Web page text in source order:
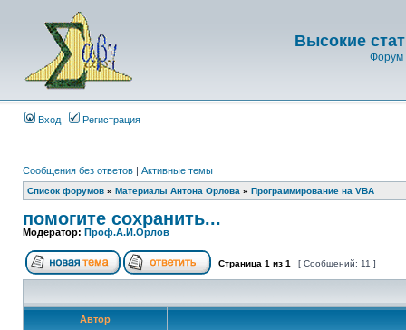
Высокие
Форум
Вход Регистрация
Сообщения без ответов | Активные темы
Список форумов » Материалы Антона Орлова » Программирование на VBA
помогите сохранить...
Модератор: Проф.А.И.Орлов
Страница 1 из 1 [ Сообщений: 11 ]
Автор